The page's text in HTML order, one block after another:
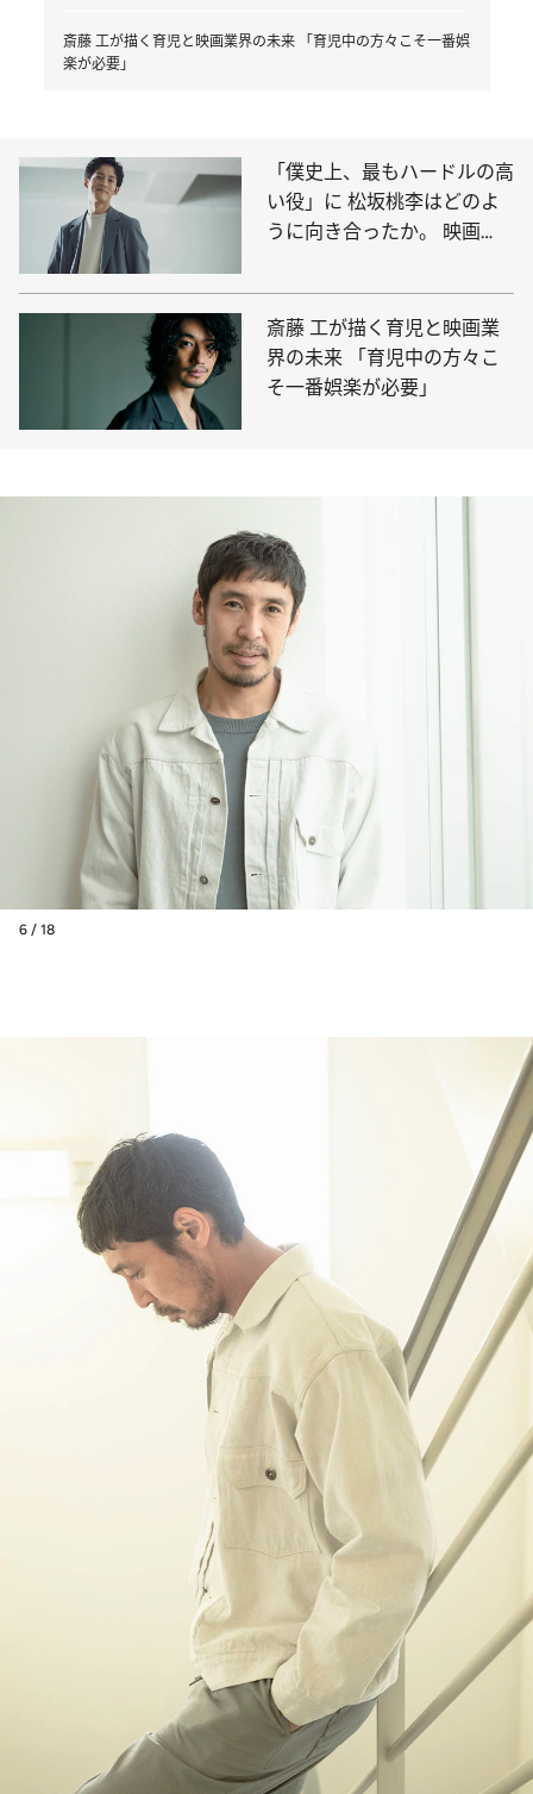
斎藤 工が描く育児と映画業界の未来 「育児中の方々こそ一番娯
楽が必要」
「僕史上、最もハードルの高
い役」に 松坂桃李はどのよ
うに向き合ったか。 映画
斎藤 工が描く育児と映画業
界の未来 「育児中の方々こ
そ一番娯楽が必要」
6 / 18